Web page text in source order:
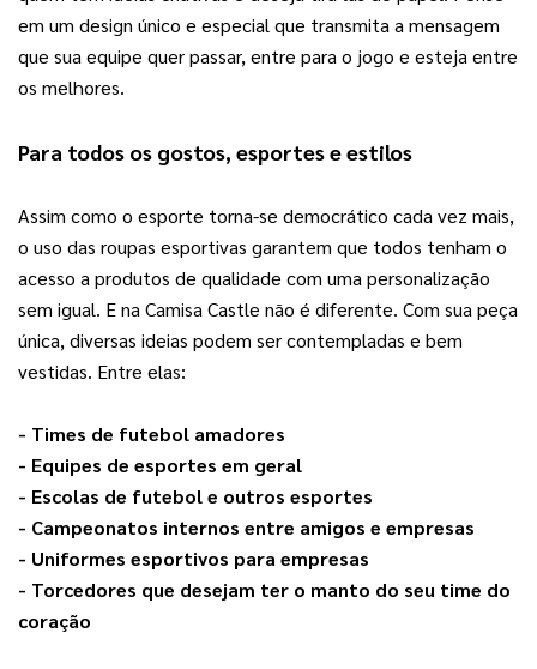
em um design único e especial que transmita a mensagem
que sua equipe quer passar, entre para o jogo e esteja entre
os melhores.
Para todos os gostos, esportes e estilos
Assim como o esporte torna-se democrático cada vez mais,
o uso das roupas esportivas garantem que todos tenham o
acesso a produtos de qualidade com uma personalização
sem igual. E na Camisa Castle não é diferente. Com sua peça
única, diversas ideias podem ser contempladas e bem
vestidas. Entre elas:
- Times de futebol amadores
- Equipes de esportes em geral
- Escolas de futebol e outros esportes
- Campeonatos internos entre amigos e empresas
- Uniformes esportivos para empresas
- Torcedores que desejam ter o manto do seu time do
coração